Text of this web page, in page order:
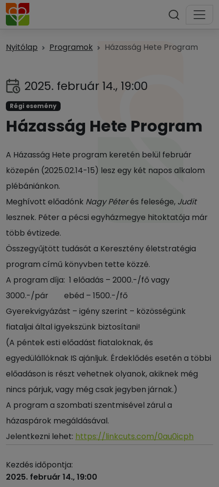
Nyitólap Programok Házasság Hete Program
2025. február 14., 19:00
Régi esemény
Házasság Hete Program
A Házasság Hete program keretén belül február
közepén (2025.02.14-15) lesz egy két napos alkalom
plébániánkon.
Meghívott előadónk Nagy Péterés felesége, Judit
lesznek. Péter a pécsi egyházmegye hitoktatója már
több évtizede.
Összegyűjtött tudását a Keresztény életstratégia
program című könyvben tette közzé.
A program díja: 1 előadás – 2000.-/fő vagy
3000.-/pár ebéd – 1500.-/fő
Gyerekvigyázást – igény szerint – közösségünk
fiataljai által igyekszünk biztosítani!
(A péntek esti előadást fiataloknak, és
egyedülállóknak IS ajánljuk. Érdeklődés esetén a többi
előadáson is részt vehetnek olyanok, akiknek még
nincs párjuk, vagy még csak jegyben járnak.)
A program a szombati szentmisével zárul a
házaspárok megáldásával.
Jelentkezni lehet: https://linkcuts.com/0au0icph
Kezdés időpontja:
2025. február 14., 19:00